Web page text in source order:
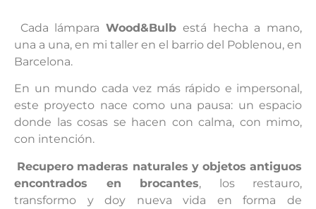
Cada lámparaWood&Bulb está hecha a mano,
una a una, en mi taller en el barrio del Poblenou, en
Barcelona.
En un mundo cada vez más rápido e impersonal,
este proyecto nace como una pausa: un espacio
donde las cosas se hacen con calma, con mimo,
con intención.
Recupero maderas naturales y objetos antiguos
encontrados en brocantes, los restauro,
transformo y doy nueva vida en forma de